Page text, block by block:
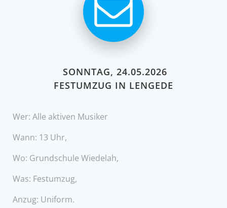
SONNTAG, 24.05.2026
FESTUMZUG IN LENGEDE
Wer: Alle aktiven Musiker
Wann: 13 Uhr,
Wo: Grundschule Wiedelah,
Was: Festumzug,
Anzug: Uniform.